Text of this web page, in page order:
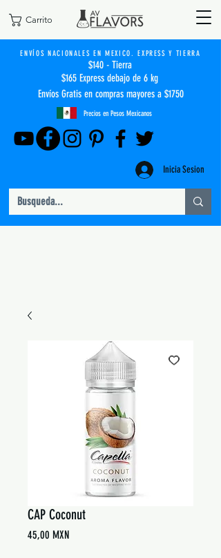
Carrito
ENVÍOS NACIONALES EN MEXICO. EXPRESS Y TIERRA
$140 - Tierra
$165 Express debajo de 6 kg
Envíos Gratis en compras mayores a $1750
Precios en Pesos Mexicanos
Inicia Sesion
CAP Coconut
45,00 MXNPrecio